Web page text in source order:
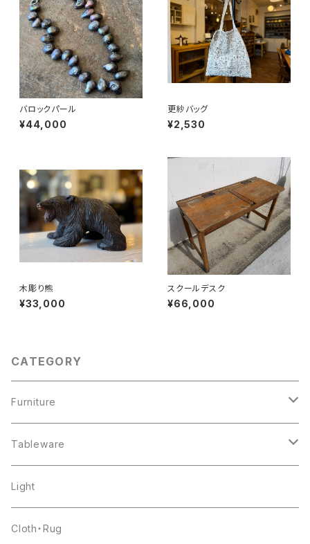
バロックパール
¥44,000
更紗バッグ
¥2,530
木彫り熊
¥33,000
スクールデスク
¥66,000
CATEGORY
Furniture
chair
shelf
table
Tableware
pottery
glass
Light
Cloth・Rug